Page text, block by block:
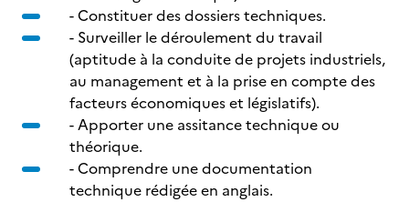
- Constituer des dossiers techniques.
- Surveiller le déroulement du travail
(aptitude à la conduite de projets industriels,
au management et à la prise en compte des
facteurs économiques et législatifs).
- Apporter une assitance technique ou
théorique.
- Comprendre une documentation
technique rédigée en anglais.